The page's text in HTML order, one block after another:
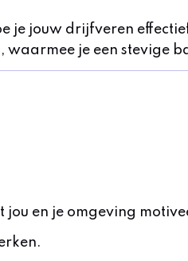
je jouw drijfveren
je een stevige
jou en je omgeving